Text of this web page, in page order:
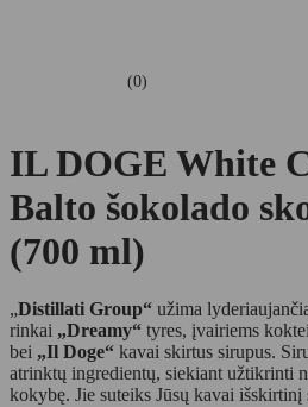
(0)
IL DOGE White
Balto šokolado
(700 ml)
„Distillati Group“ užima
rinkai „Dreamy“ tyres, įvairiems
bei „Il Doge“ kavai skirtus sirupus.
atrinktų ingredientų, siekiant užtikrinti
kokybę. Jie suteiks Jūsų kavai išskirtinį